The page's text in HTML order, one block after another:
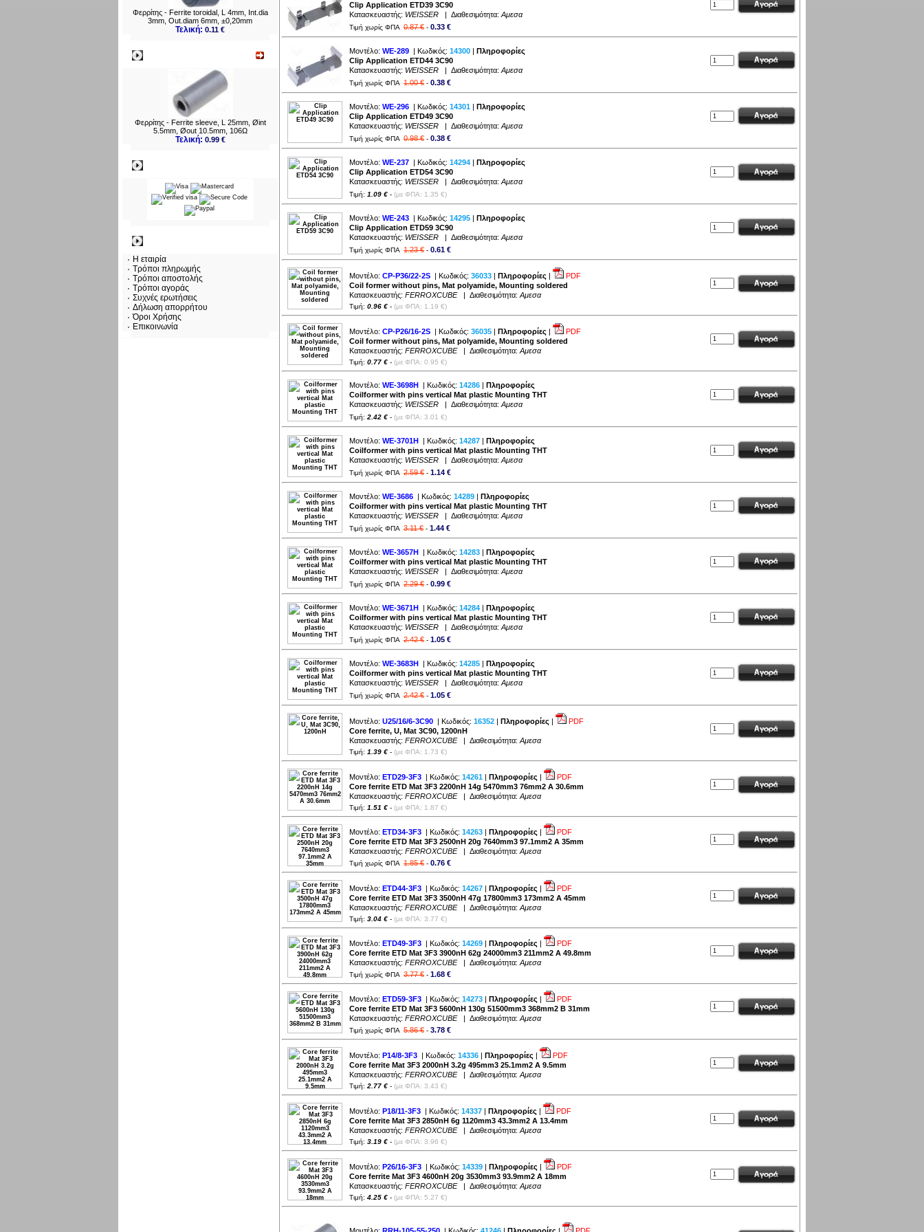
Φερρίτης - Ferrite toroidal, L 4mm, Int.dia
3mm, Out.diam 6mm, ±0,20mm
Τελική: 0.11 €
Φερρίτης - Ferrite sleeve, L 25mm, Øint
5.5mm, Øout 10.5mm, 106Ω
Τελική: 0.99 €
Η εταιρία
Τρόποι πληρωμής
Τρόποι αποστολής
Τρόποι αγοράς
Συχνές ερωτήσεις
Δήλωση απορρήτου
Όροι Χρήσης
Επικοινωνία
Clip Application ETD39 3C90
Κατασκευαστής: WEISSER | Διαθεσιμότητα: Αμεσα
Τιμή χωρίς ΦΠΑ 0.87 € - 0.33 €
Μοντέλο: WE-289 | Κωδικός: 14300 | Πληροφορίες
Clip Application ETD44 3C90
Κατασκευαστής: WEISSER | Διαθεσιμότητα: Αμεσα
Τιμή χωρίς ΦΠΑ 1.00 € - 0.38 €
Μοντέλο: WE-296 | Κωδικός: 14301 | Πληροφορίες
Clip Application ETD49 3C90
Κατασκευαστής: WEISSER | Διαθεσιμότητα: Αμεσα
Τιμή χωρίς ΦΠΑ 0.98 € - 0.38 €
Μοντέλο: WE-237 | Κωδικός: 14294 | Πληροφορίες
Clip Application ETD54 3C90
Κατασκευαστής: WEISSER | Διαθεσιμότητα: Αμεσα
Τιμή: 1.09 € - (με ΦΠΑ: 1.35 €)
Μοντέλο: WE-243 | Κωδικός: 14295 | Πληροφορίες
Clip Application ETD59 3C90
Κατασκευαστής: WEISSER | Διαθεσιμότητα: Αμεσα
Τιμή χωρίς ΦΠΑ 1.23 € - 0.61 €
Μοντέλο: CP-P36/22-2S | Κωδικός: 36033 | Πληροφορίες |
PDF
Coil former without pins, Mat polyamide, Mounting soldered
Κατασκευαστής: FERROXCUBE| Διαθεσιμότητα: Αμεσα
Τιμή: 0.96 € - (με ΦΠΑ: 1.19 €)
Μοντέλο: CP-P26/16-2S | Κωδικός: 36035 | Πληροφορίες |
PDF
Coil former without pins, Mat polyamide, Mounting soldered
Κατασκευαστής: FERROXCUBE| Διαθεσιμότητα: Αμεσα
Τιμή: 0.77 € - (με ΦΠΑ: 0.95 €)
Μοντέλο: WE-3698H | Κωδικός: 14286 | Πληροφορίες
Coilformer with pins vertical Mat plastic Mounting THT
Κατασκευαστής: WEISSER | Διαθεσιμότητα: Αμεσα
Τιμή: 2.42 € - (με ΦΠΑ: 3.01 €)
Μοντέλο: WE-3701H | Κωδικός: 14287 | Πληροφορίες
Coilformer with pins vertical Mat plastic Mounting THT
Κατασκευαστής: WEISSER | Διαθεσιμότητα: Αμεσα
Τιμή χωρίς ΦΠΑ 2.59 € - 1.14 €
Μοντέλο: WE-3686 | Κωδικός: 14289 | Πληροφορίες
Coilformer with pins vertical Mat plastic Mounting THT
Κατασκευαστής: WEISSER | Διαθεσιμότητα: Αμεσα
Τιμή χωρίς ΦΠΑ 3.11 € - 1.44 €
Μοντέλο: WE-3657H | Κωδικός: 14283 | Πληροφορίες
Coilformer with pins vertical Mat plastic Mounting THT
Κατασκευαστής: WEISSER | Διαθεσιμότητα: Αμεσα
Τιμή χωρίς ΦΠΑ 2.29 € - 0.99 €
Μοντέλο: WE-3671H | Κωδικός: 14284 | Πληροφορίες
Coilformer with pins vertical Mat plastic Mounting THT
Κατασκευαστής: WEISSER | Διαθεσιμότητα: Αμεσα
Τιμή χωρίς ΦΠΑ 2.42 € - 1.05 €
Μοντέλο: WE-3683H | Κωδικός: 14285 | Πληροφορίες
Coilformer with pins vertical Mat plastic Mounting THT
Κατασκευαστής: WEISSER | Διαθεσιμότητα: Αμεσα
Τιμή χωρίς ΦΠΑ 2.42 € - 1.05 €
Μοντέλο: U25/16/6-3C90 | Κωδικός: 16352 | Πληροφορίες |
PDF
Core ferrite, U, Mat 3C90, 1200nH
Κατασκευαστής: FERROXCUBE| Διαθεσιμότητα: Αμεσα
Τιμή: 1.39 € - (με ΦΠΑ: 1.73 €)
Μοντέλο: ETD29-3F3 | Κωδικός: 14261 | Πληροφορίες |
PDF
Core ferrite ETD Mat 3F3 2200nH 14g 5470mm3 76mm2 A 30.6mm
Κατασκευαστής: FERROXCUBE| Διαθεσιμότητα: Αμεσα
Τιμή: 1.51 € - (με ΦΠΑ: 1.87 €)
Μοντέλο: ETD34-3F3 | Κωδικός: 14263 | Πληροφορίες |
PDF
Core ferrite ETD Mat 3F3 2500nH 20g 7640mm3 97.1mm2 A 35mm
Κατασκευαστής: FERROXCUBE| Διαθεσιμότητα: Αμεσα
Τιμή χωρίς ΦΠΑ 1.85 € - 0.76 €
Μοντέλο: ETD44-3F3 | Κωδικός: 14267 | Πληροφορίες |
PDF
Core ferrite ETD Mat 3F3 3500nH 47g 17800mm3 173mm2 A 45mm
Κατασκευαστής: FERROXCUBE| Διαθεσιμότητα: Αμεσα
Τιμή: 3.04 € - (με ΦΠΑ: 3.77 €)
Μοντέλο: ETD49-3F3 | Κωδικός: 14269 | Πληροφορίες |
PDF
Core ferrite ETD Mat 3F3 3900nH 62g 24000mm3 211mm2 A 49.8mm
Κατασκευαστής: FERROXCUBE| Διαθεσιμότητα: Αμεσα
Τιμή χωρίς ΦΠΑ 3.77 € - 1.68 €
Μοντέλο: ETD59-3F3 | Κωδικός: 14273 | Πληροφορίες |
PDF
Core ferrite ETD Mat 3F3 5600nH 130g 51500mm3 368mm2 B 31mm
Κατασκευαστής: FERROXCUBE| Διαθεσιμότητα: Αμεσα
Τιμή χωρίς ΦΠΑ 5.86 € - 3.78 €
Μοντέλο: P14/8-3F3 | Κωδικός: 14336 | Πληροφορίες |
PDF
Core ferrite Mat 3F3 2000nH 3.2g 495mm3 25.1mm2 A 9.5mm
Κατασκευαστής: FERROXCUBE| Διαθεσιμότητα: Αμεσα
Τιμή: 2.77 € - (με ΦΠΑ: 3.43 €)
Μοντέλο: P18/11-3F3 | Κωδικός: 14337 | Πληροφορίες |
PDF
Core ferrite Mat 3F3 2850nH 6g 1120mm3 43.3mm2 A 13.4mm
Κατασκευαστής: FERROXCUBE| Διαθεσιμότητα: Αμεσα
Τιμή: 3.19 € - (με ΦΠΑ: 3.96 €)
Μοντέλο: P26/16-3F3 | Κωδικός: 14339 | Πληροφορίες |
PDF
Core ferrite Mat 3F3 4600nH 20g 3530mm3 93.9mm2 A 18mm
Κατασκευαστής: FERROXCUBE| Διαθεσιμότητα: Αμεσα
Τιμή: 4.25 € - (με ΦΠΑ: 5.27 €)